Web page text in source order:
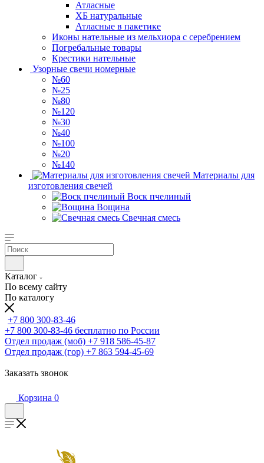
Атласные
ХБ натуральные
Атласные в пакетике
Иконы нательные из мельхиора с серебрением
Погребальные товары
Крестики нательные
Узорные свечи номерные
№60
№25
№80
№120
№30
№40
№100
№20
№140
Материалы для
изготовления свечей
Воск пчелиный
Вощина
Свечная смесь
Каталог
По всему сайту
По каталогу
+7 800 300-83-46
+7 800 300-83-46 бесплатно по России
Отдел продаж (моб) +7 918 586-45-87
Отдел продаж (гор) +7 863 594-45-69
Заказать звонок
Корзина 0